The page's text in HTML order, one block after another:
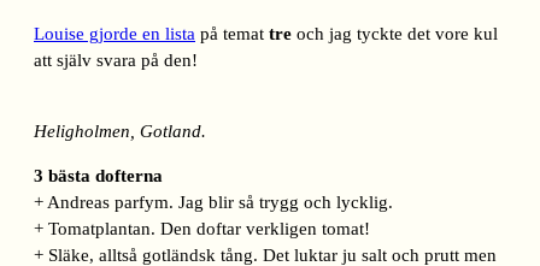
Louise gjorde en lista på temat tre och jag tyckte det vore kul
att själv svara på den!
Heligholmen, Gotland.
3 bästa dofterna
+ Andreas parfym. Jag blir så trygg och lycklig.
+ Tomatplantan. Den doftar verkligen tomat!
+ Släke, alltså gotländsk tång. Det luktar ju salt och prutt men